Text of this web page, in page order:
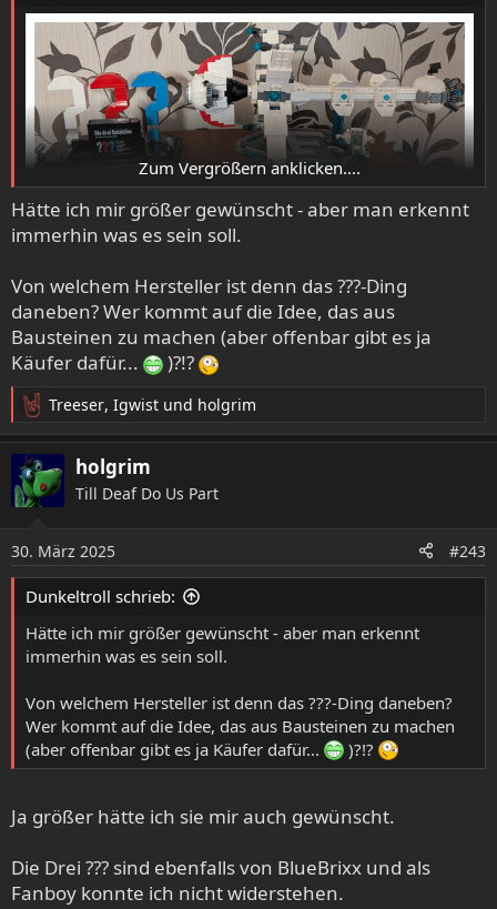
Fertig, ich weiß nicht ob sie den Kopf verbessert haben,
auf der Gegenseite wieder was gelöst und etwas
übersichtlicher hätte die Anleitung auch ausfallen dürfen.
Aber nun steht das Teil.
Zum Vergrößern anklicken....
Hätte ich mir größer gewünscht - aber man erkennt
immerhin was es sein soll.
Von welchem Hersteller ist denn das ???-Ding
daneben? Wer kommt auf die Idee, das aus
Bausteinen zu machen (aber offenbar gibt es ja
Käufer dafür...
)?!?
R
e
a
k
t
n
e
n
Treeser, Igwist und holgrim
holgrim
Till Deaf Do Us Part
30. März 2025 #243
Dunkeltroll schrieb:
Hätte ich mir größer gewünscht - aber man erkennt
immerhin was es sein soll.
Von welchem Hersteller ist denn das ???-Ding daneben?
Wer kommt auf die Idee, das aus Bausteinen zu machen
(aber offenbar gibt es ja Käufer dafür...
)?!?
Ja größer hätte ich sie mir auch gewünscht.
Die Drei ??? sind ebenfalls von BlueBrixx und als
Fanboy konnte ich nicht widerstehen.